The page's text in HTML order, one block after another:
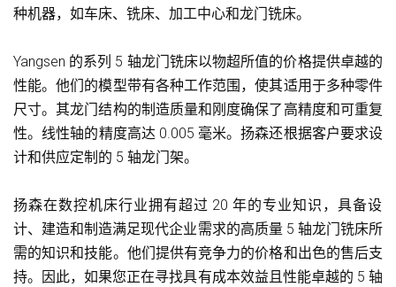
种机器，如车床、铣床、加工中心和龙门铣床。
Yangsen 的系列 5 轴龙门铣床以物超所值的价格提供卓越的
性能。他们的模型带有各种工作范围，使其适用于多种零件
尺寸。其龙门结构的制造质量和刚度确保了高精度和可重复
性。线性轴的精度高达 0.005 毫米。扬森还根据客户要求设
计和供应定制的 5 轴龙门架。
扬森在数控机床行业拥有超过 20 年的专业知识，具备设
计、建造和制造满足现代企业需求的高质量 5 轴龙门铣床所
需的知识和技能。他们提供有竞争力的价格和出色的售后支
持。因此，如果您正在寻找具有成本效益且性能卓越的 5 轴